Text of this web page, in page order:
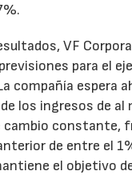
VF
para el
compañía espera
los ingresos de al
cambio constante,
de entre el
el objetivo